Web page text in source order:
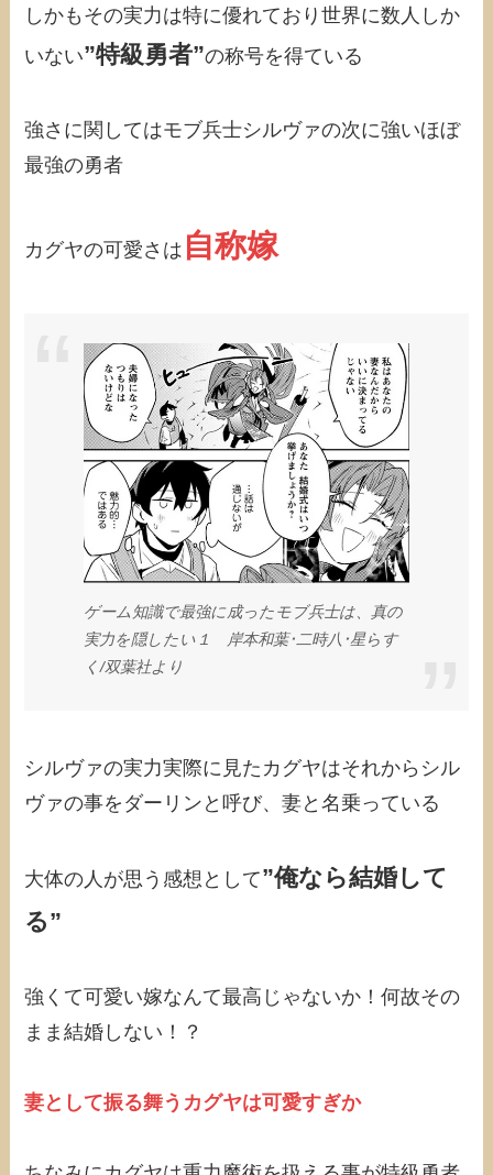
しかもその実力は特に優れており世界に数人しか
いない”特級勇者”の称号を得ている
強さに関してはモブ兵士シルヴァの次に強いほぼ
最強の勇者
カグヤの可愛さは 自称嫁
ゲーム知識で最強に成ったモブ兵士は、真の
実力を隠したい１ 岸本和葉･二時八･星らす
く/‎双葉社より
シルヴァの実力実際に見たカグヤはそれからシル
ヴァの事をダーリンと呼び、妻と名乗っている
大体の人が思う感想として”俺なら結婚して
る”
強くて可愛い嫁なんて最高じゃないか！何故その
まま結婚しない！？
妻として振る舞うカグヤは可愛すぎか